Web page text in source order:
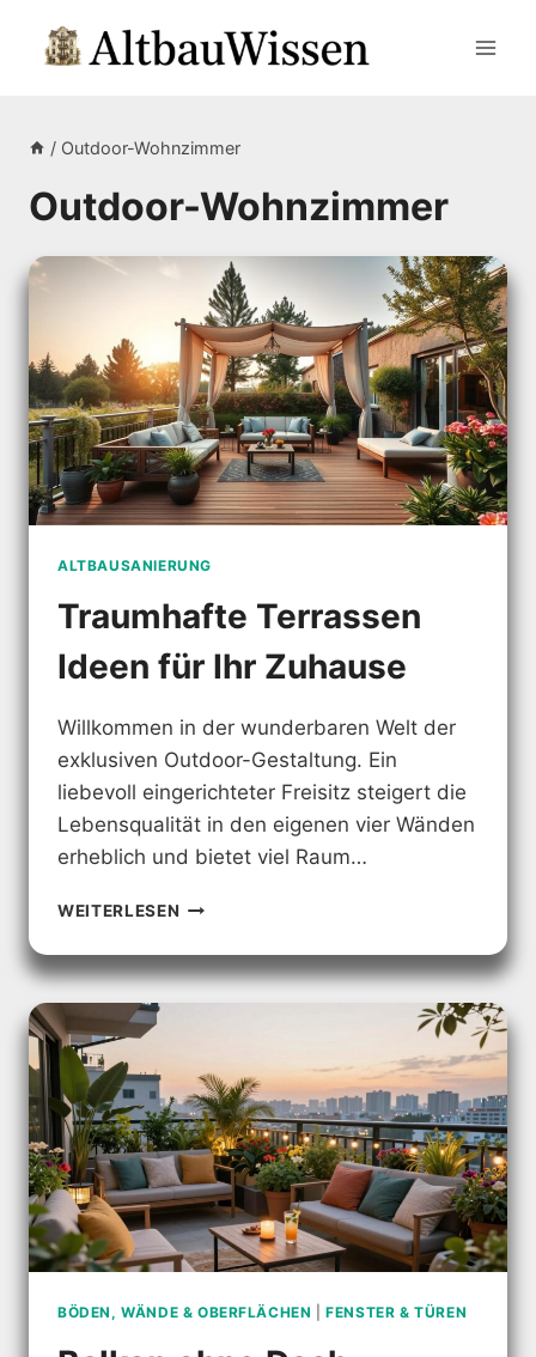
Inhalt
/ Outdoor-Wohnzimmer
Outdoor-Wohnzimmer
ALTBAUSANIERUNG
Traumhafte Terrassen
Ideen für Ihr Zuhause
Willkommen in der wunderbaren Welt der
exklusiven Outdoor-Gestaltung. Ein
liebevoll eingerichteter Freisitz steigert die
Lebensqualität in den eigenen vier Wänden
erheblich und bietet viel Raum…
WEITERLESEN TRAUMHAFTE
IDEEN
FÜR
IHR
BÖDEN, WÄNDE & OBERFLÄCHEN |FENSTER & TÜREN